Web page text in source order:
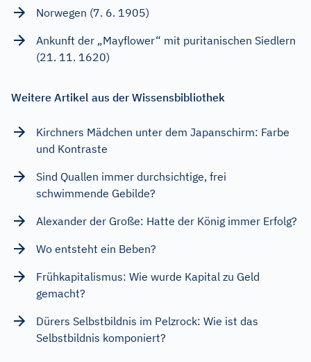
Norwegen (7. 6. 1905)
Ankunft der „Mayflower“ mit puritanischen Siedlern
(21. 11. 1620)
Weitere Artikel aus der Wissensbibliothek
Kirchners Mädchen unter dem Japanschirm: Farbe
und Kontraste
Sind Quallen immer durchsichtige, frei
schwimmende Gebilde?
Alexander der Große: Hatte der König immer Erfolg?
Wo entsteht ein Beben?
Frühkapitalismus: Wie wurde Kapital zu Geld
gemacht?
Dürers Selbstbildnis im Pelzrock: Wie ist das
Selbstbildnis komponiert?